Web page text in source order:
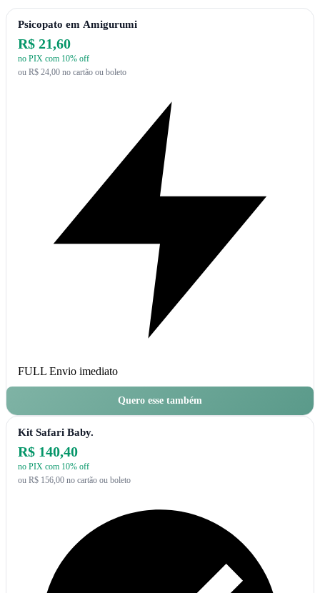
Psicopato em Amigurumi
R$ 21,60
no PIX com 10% off
ou R$ 24,00 no cartão ou boleto
FULL Envio imediato
Quero esse também
Kit Safari Baby.
R$ 140,40
no PIX com 10% off
ou R$ 156,00 no cartão ou boleto